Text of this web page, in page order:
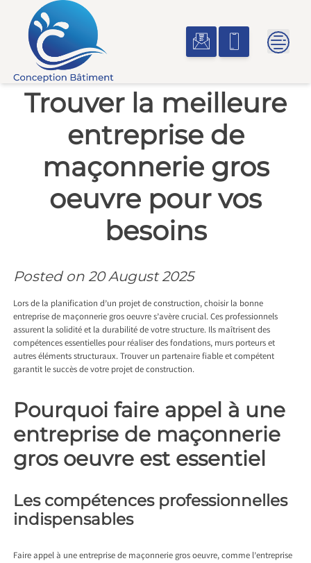
Trouver la meilleure
entreprise de
maçonnerie gros
oeuvre pour vos
besoins
Posted on 20 August 2025
Lors de la planification d’un projet de construction, choisir la bonne
entreprise de maçonnerie gros oeuvre s’avère crucial. Ces professionnels
assurent la solidité et la durabilité de votre structure. Ils maîtrisent des
compétences essentielles pour réaliser des fondations, murs porteurs et
autres éléments structuraux. Trouver un partenaire fiable et compétent
garantit le succès de votre projet de construction.
Pourquoi faire appel à une
entreprise de maçonnerie
gros oeuvre est essentiel
Les compétences professionnelles
indispensables
Faire appel à une entreprise de maçonnerie gros oeuvre, comme l’entreprise